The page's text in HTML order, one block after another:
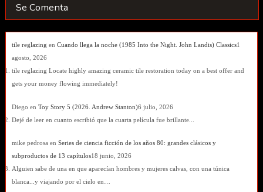
Se Comenta
tile reglazing en Cuando llega la noche (1985 Into the Night. John Landis) Classics1
agosto, 2026
tile reglazing Locate highly amazing ceramic tile restoration today on a best offer and
gets your money flowing immediately!
Diego en Toy Story 5 (2026. Andrew Stanton)6 julio, 2026
Dejé de leer en cuanto escribió que la cuarta película fue brillante...
mike pedrosaen Series de ciencia ficción de los años 80: grandes clásicos y
subproductos de 13 capítulos18 junio, 2026
Alguien sabe de una en que aparecían hombres y mujeres calvas, con una túnica
blanca...y viajando por el cielo en…